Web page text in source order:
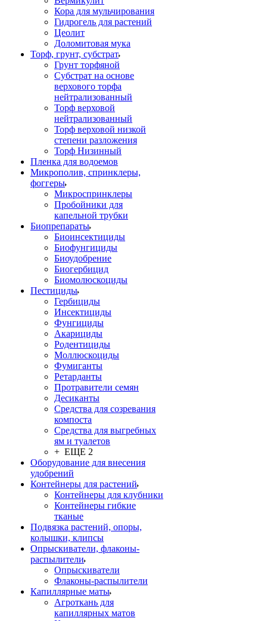
Кора для мульчирования
Гидрогель для растений
Цеолит
Доломитовая мука
Торф, грунт, субстрат
Грунт торфяной
Субстрат на основе
верхового торфа
нейтрализованный
Торф верховой
нейтрализованный
Торф верховой низкой
степени разложения
Торф Низинный
Пленка для водоемов
Микрополив, спринклеры,
фоггеры
Микроспринклеры
Пробойники для
капельной трубки
Биопрепараты
Биоинсектициды
Биофунгициды
Биоудобрение
Биогербицид
Биомолюскоциды
Пестициды
Гербициды
Инсектициды
Фунгициды
Акарициды
Родентициды
Моллюскоциды
Фумиганты
Ретарданты
Протравители семян
Десиканты
Средства для созревания
компоста
Средства для выгребных
ям и туалетов
+ ЕЩЕ 2
Оборудование для внесения
удобрений
Контейнеры для растений
Контейнеры для клубники
Контейнеры гибкие
тканые
Подвязка растений, опоры,
колышки, клипсы
Опрыскиватели, флаконы-
распылители
Опрыскиватели
Флаконы-распылители
Капиллярные маты
Агроткань для
капиллярных матов